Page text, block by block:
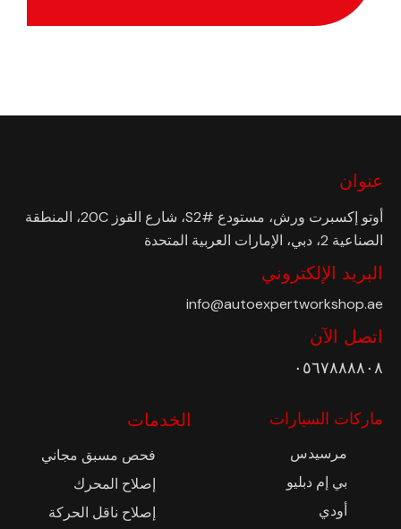
عنوان
أوتو إكسبرت ورش، مستودع #S2، شارع القوز 20C، المنطقة
الصناعية 2، دبي، الإمارات العربية المتحدة
البريد الإلكتروني
info@autoexpertworkshop.ae
اتصل الآن
٠٥٦٧٨٨٨٨٠٨
ماركات السيارات
مرسيدس
بي إم دبليو
أودي
الخدمات
فحص مسبق مجاني
إصلاح المحرك
إصلاح ناقل الحركة